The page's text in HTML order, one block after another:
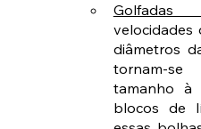
Golfadas
velocidades
diâmetros
tornam-
tamanho à
blocos de